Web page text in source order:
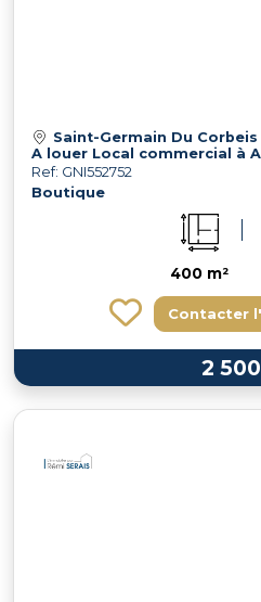
Saint-Germain Du Corbeis
A louer Local commercial à
Ref: GNI552752
Boutique
400 m²
Contacter
2